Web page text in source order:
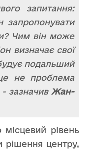
запитання:
Чим він може
визначає свої
подальший
не проблема
зазначив Жан-
рівень
рішення центру,